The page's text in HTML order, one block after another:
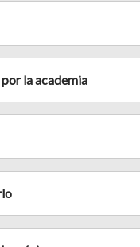
la academia